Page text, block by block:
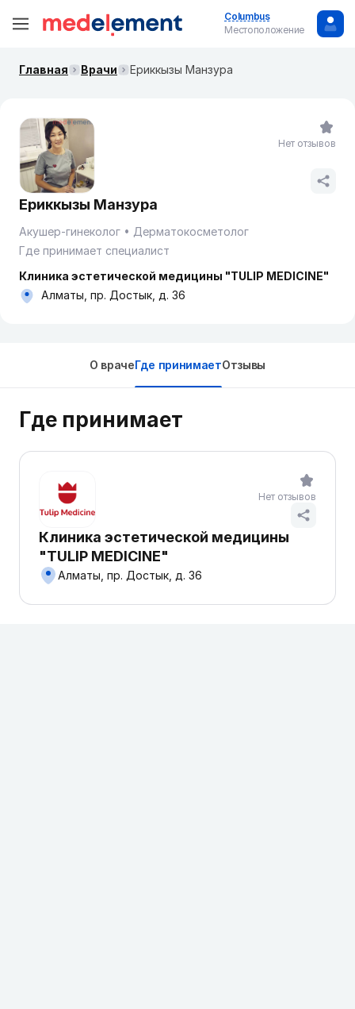
Columbus
Местоположение
Главная Врачи Ериккызы Манзура
Ериккызы Манзура
Акушер-гинеколог
Дерматокосметолог
Где принимает специалист
Клиника эстетической медицины "TULIP MEDICINE"
Алматы, пр. Достык, д. 36
Нет отзывов
О врачеГде принимаетОтзывы
Где принимает
Клиника эстетической медицины
"TULIP MEDICINE"
Алматы, пр. Достык, д. 36
Нет отзывов